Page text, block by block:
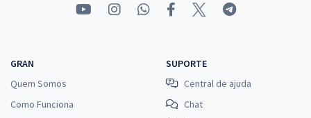
GRAN
Quem Somos
Como Funciona
SUPORTE
Central de ajuda
Chat